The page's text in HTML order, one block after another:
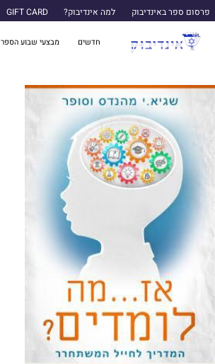
פרסום ספר באינדיבוק למה אינדיבוק? GIFT CARD
חדשים מבצעי שבוע הספר 2026